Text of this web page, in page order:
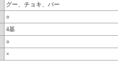
グー、チョキ、パー
○
4基
○
×